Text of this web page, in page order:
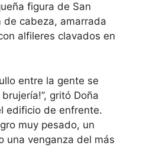
figura de San
cabeza, amarrada
alfileres clavados en
entre la gente se
gritó Doña
edificio de enfrente.
muy pesado, un
una venganza del más